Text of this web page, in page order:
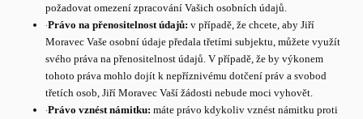
požadovat omezení zpracování Vašich osobních údajů.
·Právo na přenositelnost údajů: v případě, že chcete, aby Jiří
Moravec Vaše osobní údaje předala třetími subjektu, můžete využít
svého práva na přenositelnost údajů. V případě, že by výkonem
tohoto práva mohlo dojít k nepříznivému dotčení práv a svobod
třetích osob, Jiří Moravec Vaší žádosti nebude moci vyhovět.
·Právo vznést námitku: máte právo kdykoliv vznést námitku proti